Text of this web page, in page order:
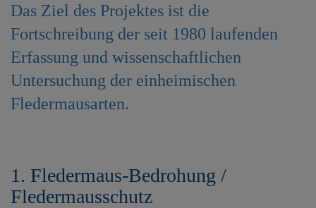
Das Ziel des Projektes ist die
Fortschreibung der seit 1980 laufenden
Erfassung und wissenschaftlichen
Untersuchung der einheimischen
Fledermausarten.
1. Fledermaus-Bedrohung /
Fledermausschutz